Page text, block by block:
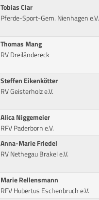
Tobias Clar
Pferde-Sport-Gem. Nienhagen e.V.
Thomas Mang
RV Dreiländereck
Steffen Eikenkötter
RV Geisterholz e.V.
Alica Niggemeier
RFV Paderborn e.V.
Anna-Marie Friedel
RV Nethegau Brakel e.V.
Marie Rellensmann
RFV Hubertus Eschenbruch e.V.